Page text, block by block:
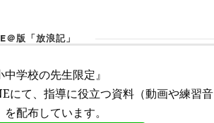
＠版「放浪記」
中学校の先生限定』
にて、指導に役立つ資料（動画や練習音
を配布しています。